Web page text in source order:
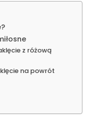
z różową
na powrót